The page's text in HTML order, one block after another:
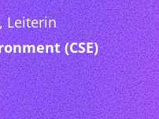
Leiterin
(CSE)